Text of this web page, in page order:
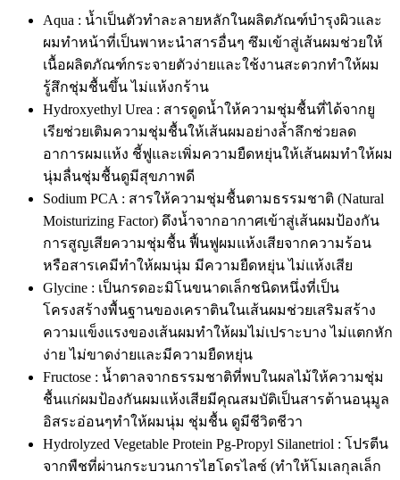
Aqua : น้ำเป็นตัวทำละลายหลักในผลิตภัณฑ์บำรุงผิวและ
ผมทำหน้าที่เป็นพาหะนำสารอื่นๆ ซึมเข้าสู่เส้นผมช่วยให้
เนื้อผลิตภัณฑ์กระจายตัวง่ายและใช้งานสะดวกทำให้ผม
รู้สึกชุ่มชื้นขึ้น ไม่แห้งกร้าน
Hydroxyethyl Urea : สารดูดน้ำให้ความชุ่มชื้นที่ได้จากยู
เรียช่วยเติมความชุ่มชื้นให้เส้นผมอย่างล้ำลึกช่วยลด
อาการผมแห้ง ชี้ฟูและเพิ่มความยืดหยุ่นให้เส้นผมทำให้ผม
นุ่มลื่นชุ่มชื้นดูมีสุขภาพดี
Sodium PCA : สารให้ความชุ่มชื้นตามธรรมชาติ (Natural
Moisturizing Factor) ดึงน้ำจากอากาศเข้าสู่เส้นผมป้องกัน
การสูญเสียความชุ่มชื้น ฟื้นฟูผมแห้งเสียจากความร้อน
หรือสารเคมีทำให้ผมนุ่ม มีความยืดหยุ่น ไม่แห้งเสีย
Glycine : เป็นกรดอะมิโนขนาดเล็กชนิดหนึ่งที่เป็น
โครงสร้างพื้นฐานของเคราตินในเส้นผมช่วยเสริมสร้าง
ความแข็งแรงของเส้นผมทำให้ผมไม่เปราะบาง ไม่แตกหัก
ง่าย ไม่ขาดง่ายและมีความยืดหยุ่น
Fructose : น้ำตาลจากธรรมชาติที่พบในผลไม้ให้ความชุ่ม
ชื้นแก่ผมป้องกันผมแห้งเสียมีคุณสมบัติเป็นสารต้านอนุมูล
อิสระอ่อนๆทำให้ผมนุ่ม ชุ่มชื้น ดูมีชีวิตชีวา
Hydrolyzed Vegetable Protein Pg-Propyl Silanetriol : โปรตีน
จากพืชที่ผ่านกระบวนการไฮโดรไลซ์ (ทำให้โมเลกุลเล็ก